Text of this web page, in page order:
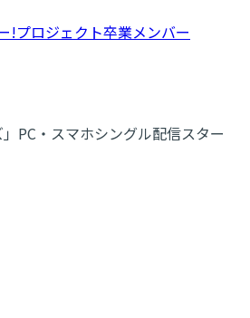
!プロジェクト卒業メンバー
」PC・スマホシングル配信スター